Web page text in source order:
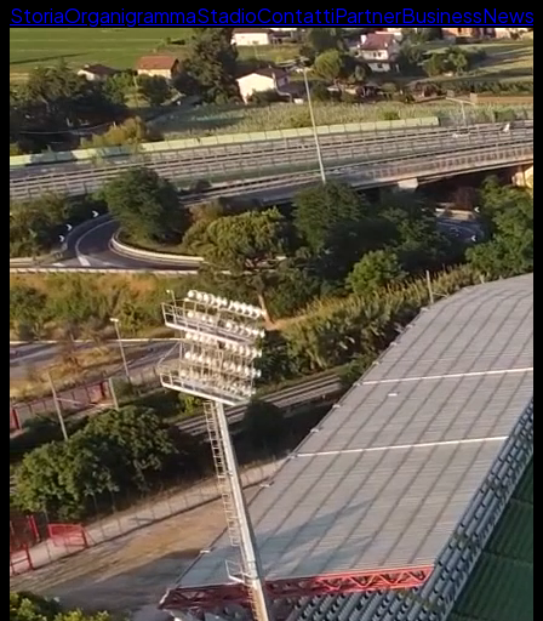
StoriaOrganigrammaStadioContattiPartnerBusinessNews